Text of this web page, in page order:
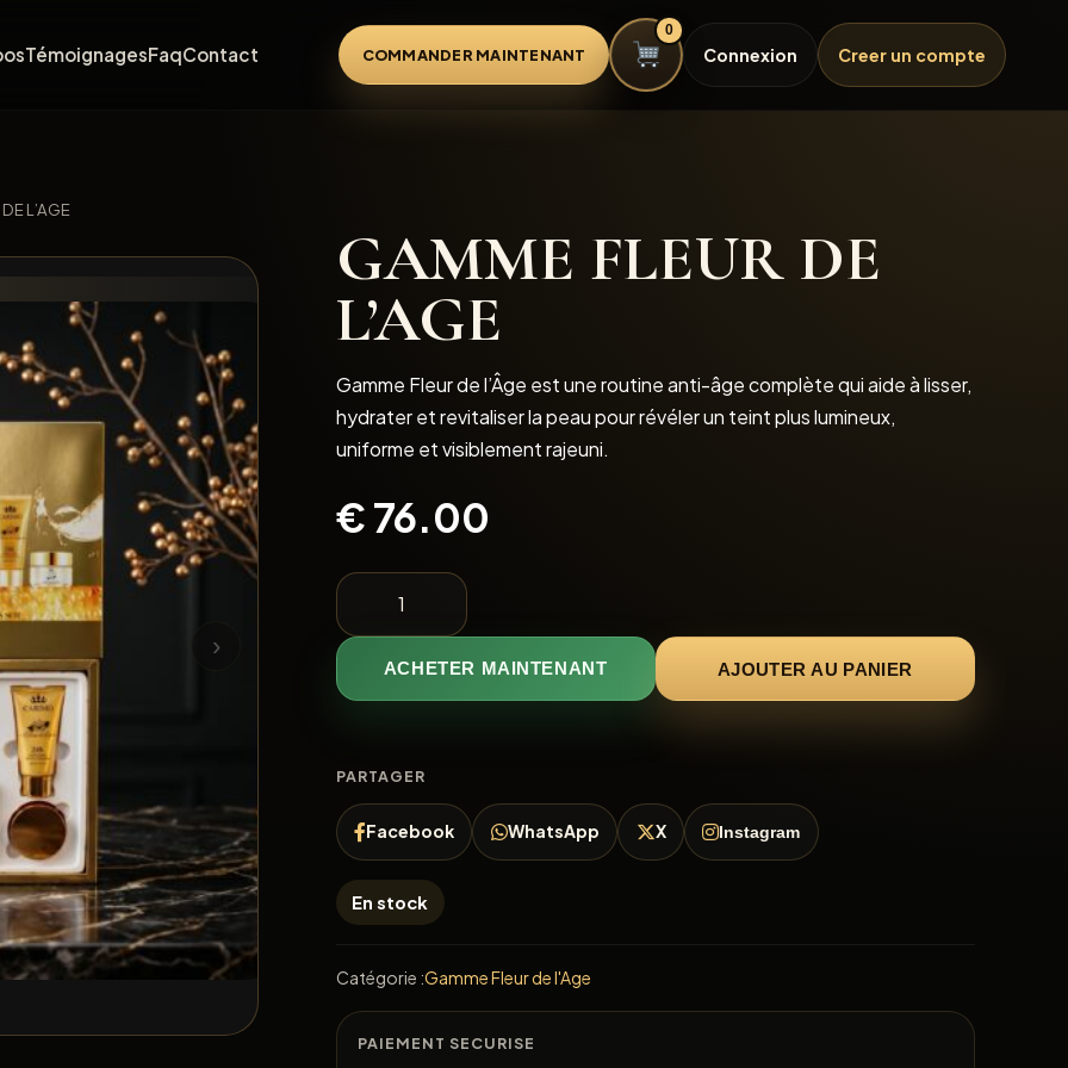
TémoignagesFaqContact COMMANDER MAINTENANT
0
Connexion Creer un compte
L’AGE
›
GAMME FLEUR DE
L’AGE
€76.00
Gamme Fleur de l’Âge est une routine anti-âge complète qui aide à lisser,
hydrater et revitaliser la peau pour révéler un teint plus lumineux,
uniforme et visiblement rajeuni.
AJOUTER AU PANIER
ACHETER MAINTENANT
PARTAGER
Facebook WhatsApp X Instagram
En stock
Catégorie :Gamme Fleur de l'Age
PAIEMENT SECURISE